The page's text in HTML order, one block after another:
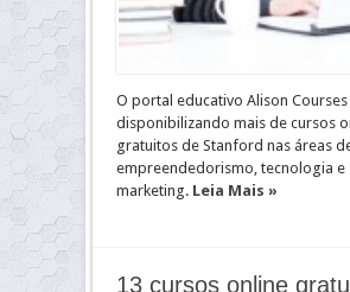
O portal educativo Alison Courses
disponibilizando mais de cursos
gratuitos de Stanford nas áreas
empreendedorismo, tecnologia e
marketing. Leia Mais »
13 cursos online